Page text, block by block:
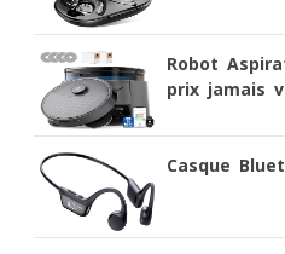
Robot
prix jamais
Casque